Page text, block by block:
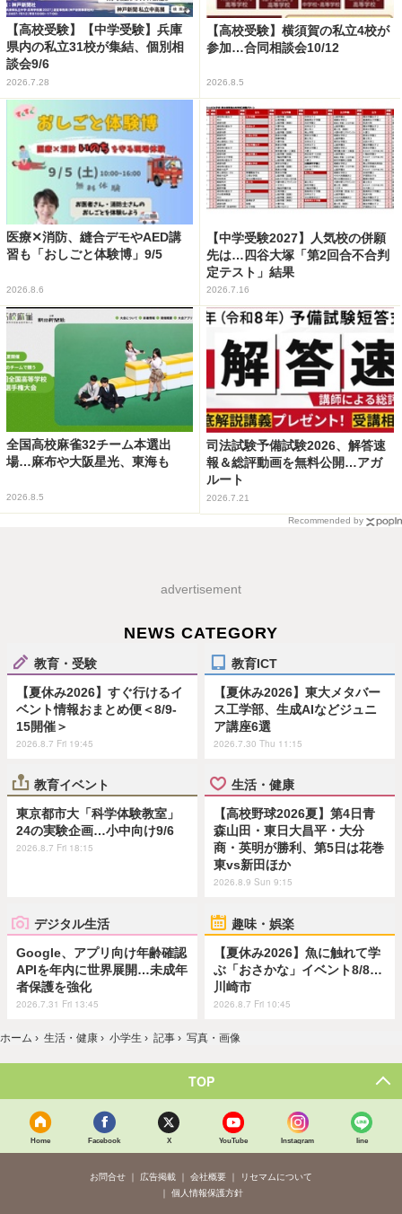
【高校受験】【中学受験】兵庫
県内の私立31校が集結、個別相
談会9/6
2026.7.28
【高校受験】横須賀の私立4校が
参加…合同相談会10/12
2026.8.5
医療✕消防、縫合デモやAED講
習も「おしごと体験博」9/5
2026.8.6
【中学受験2027】人気校の併願
先は…四谷大塚「第2回合不合判
定テスト」結果
2026.7.16
全国高校麻雀32チーム本選出
場…麻布や大阪星光、東海も
2026.8.5
司法試験予備試験2026、解答速
報＆総評動画を無料公開…アガ
ルート
2026.7.21
Recommended by
advertisement
NEWS CATEGORY
教育・受験
【夏休み2026】すぐ行けるイ
ベント情報おまとめ便＜8/9-
15開催＞
2026.8.7 Fri 19:45
教育ICT
【夏休み2026】東大メタバー
ス工学部、生成AIなどジュニ
ア講座6選
2026.7.30 Thu 11:15
教育イベント
東京都市大「科学体験教室」
24の実験企画…小中向け9/6
2026.8.7 Fri 18:15
生活・健康
【高校野球2026夏】第4日青
森山田・東日大昌平・大分
商・英明が勝利、第5日は花巻
東vs新田ほか
2026.8.9 Sun 9:15
デジタル生活
Google、アプリ向け年齢確認
APIを年内に世界展開…未成年
者保護を強化
2026.7.31 Fri 13:45
趣味・娯楽
【夏休み2026】魚に触れて学
ぶ「おさかな」イベント8/8…
川崎市
2026.8.7 Fri 10:45
ホーム › 生活・健康 › 小学生 › 記事 › 写真・画像
TOP
Home Facebook X YouTube Instagram line
お問合せ 広告掲載 会社概要
リセマムについて
個人情報保護方針